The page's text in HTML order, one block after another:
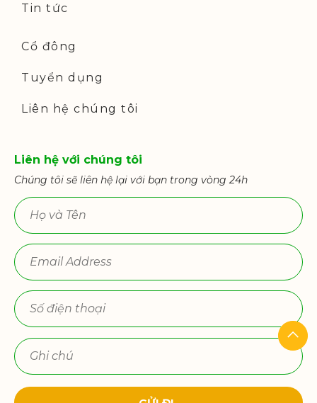
Tin tức
Cổ đông
Tuyển dụng
Liên hệ chúng tôi
Liên hệ với chúng tôi
Chúng tôi sẽ liên hệ lại với bạn trong vòng 24h